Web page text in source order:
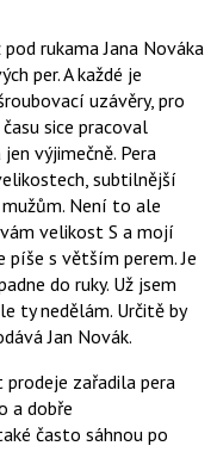
rukama Jana Nováka
per. A každé je
uzávěry, pro
sice pracoval
výjimečně. Pera
subtilnější
Není to ale
velikost S a mojí
s větším perem. Je
do ruky. Už jsem
ty nedělám. Určitě by
Jan Novák.
zařadila pera
a dobře
často sáhnou po